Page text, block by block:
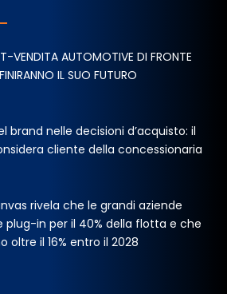
VENDITA AUTOMOTIVE DI FRONTE
IL SUO FUTURO
brand nelle decisioni d’acquisto: il
cliente della concessionaria
rivela che le grandi aziende
plug-in per il 40% della flotta e che
oltre il 16% entro il 2028